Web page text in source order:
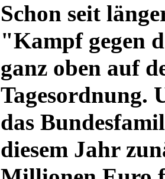
Schon seit
"Kampf gegen
ganz oben auf
Tagesordnung.
das
diesem Jahr